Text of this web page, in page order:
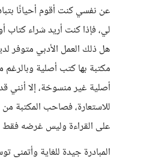
عن نفسي كنت أقوم أحيانًا
لي، فإذا كنت أريد شراء كتاب
هل ذلك العمل الأدبي متوفر
مكتبة بها كتب أصلية وبالرغم
أصلية غير منسوخة، إلا أنني
للاستعارة، فصاحب المكتبة
على القراءة وليس غرضه فقط
المبادرة جيدة للغاية وأتمنى